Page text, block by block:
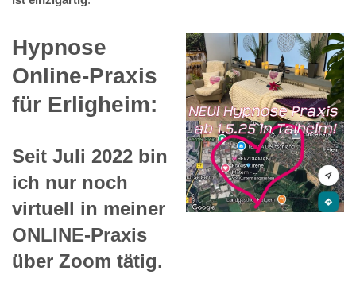
Hypnose
Online-Praxis
für Erligheim:
Seit Juli 2022 bin
ich nur noch
virtuell in meiner
ONLINE-Praxis
über Zoom tätig.